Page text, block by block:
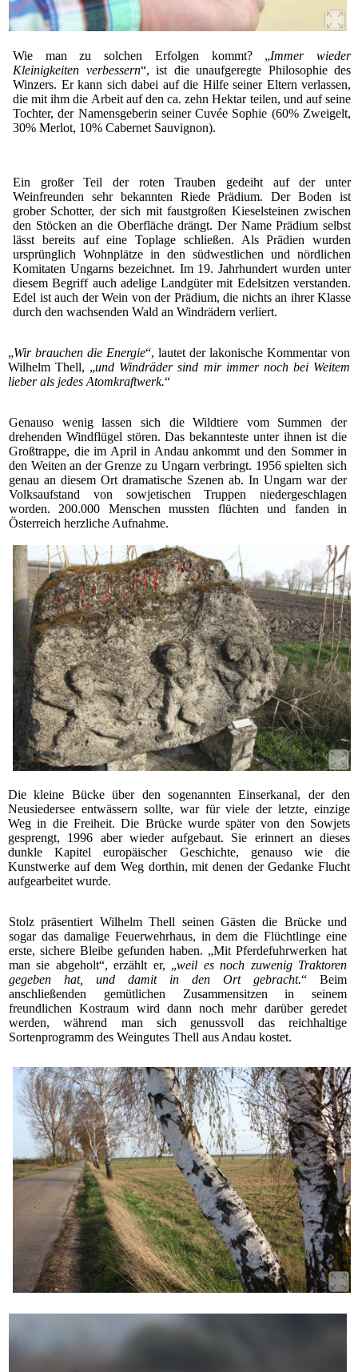
Wie man zu solchen Erfolgen kommt? „Immer wieder
Kleinigkeiten verbessern“, ist die unaufgeregte Philosophie des
Winzers. Er kann sich dabei auf die Hilfe seiner Eltern verlassen,
die mit ihm die Arbeit auf den ca. zehn Hektar teilen, und auf seine
Tochter, der Namensgeberin seiner Cuvée Sophie (60% Zweigelt,
30% Merlot, 10% Cabernet Sauvignon).
Ein großer Teil der roten Trauben gedeiht auf der unter
Weinfreunden sehr bekannten Riede Prädium. Der Boden ist
grober Schotter, der sich mit faustgroßen Kieselsteinen zwischen
den Stöcken an die Oberfläche drängt. Der Name Prädium selbst
lässt bereits auf eine Toplage schließen. Als Prädien wurden
ursprünglich Wohnplätze in den südwestlichen und nördlichen
Komitaten Ungarns bezeichnet. Im 19. Jahrhundert wurden unter
diesem Begriff auch adelige Landgüter mit Edelsitzen verstanden.
Edel ist auch der Wein von der Prädium, die nichts an ihrer Klasse
durch den wachsenden Wald an Windrädern verliert.
„Wir brauchen die Energie“, lautet der lakonische Kommentar von
Wilhelm Thell, „und Windräder sind mir immer noch bei Weitem
lieber als jedes Atomkraftwerk.“
Genauso wenig lassen sich die Wildtiere vom Summen der
drehenden Windflügel stören. Das bekannteste unter ihnen ist die
Großtrappe, die im April in Andau ankommt und den Sommer in
den Weiten an der Grenze zu Ungarn verbringt. 1956 spielten sich
genau an diesem Ort dramatische Szenen ab. In Ungarn war der
Volksaufstand von sowjetischen Truppen niedergeschlagen
worden. 200.000 Menschen mussten flüchten und fanden in
Österreich herzliche Aufnahme.
Die kleine Bücke über den sogenannten Einserkanal, der den
Neusiedersee entwässern sollte, war für viele der letzte, einzige
Weg in die Freiheit. Die Brücke wurde später von den Sowjets
gesprengt, 1996 aber wieder aufgebaut. Sie erinnert an dieses
dunkle Kapitel europäischer Geschichte, genauso wie die
Kunstwerke auf dem Weg dorthin, mit denen der Gedanke Flucht
aufgearbeitet wurde.
Stolz präsentiert Wilhelm Thell seinen Gästen die Brücke und
sogar das damalige Feuerwehrhaus, in dem die Flüchtlinge eine
erste, sichere Bleibe gefunden haben. „Mit Pferdefuhrwerken hat
man sie abgeholt“, erzählt er, „weil es noch zuwenig Traktoren
gegeben hat, und damit in den Ort gebracht.“ Beim
anschließenden gemütlichen Zusammensitzen in seinem
freundlichen Kostraum wird dann noch mehr darüber geredet
werden, während man sich genussvoll das reichhaltige
Sortenprogramm des Weingutes Thell aus Andau kostet.